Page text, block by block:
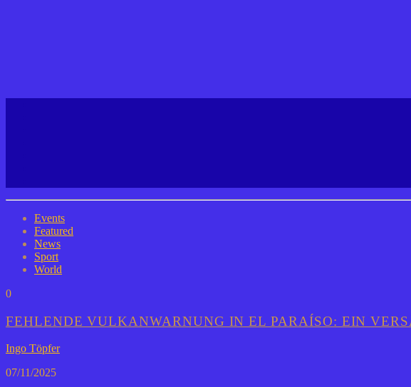
Events
Featured
News
Sport
World
0
FEHLENDE VULKANWARNUNG IN EL PARAÍSO: EIN
Ingo Töpfer
07/11/2025